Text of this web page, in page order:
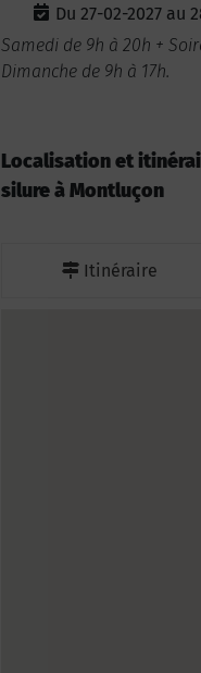
Du 27-02-2027 au
Samedi de 9h à 20h +
Dimanche de 9h à 17h.
Localisation et
silure à Montluçon
Itinéraire